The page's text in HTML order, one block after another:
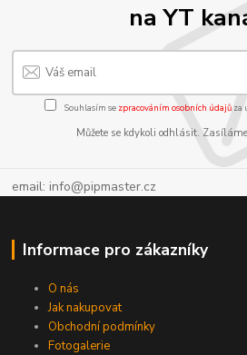
na YT
Souhlasím se zpracováním osobních údajůza
Můžete se kdykoli odhlásit.
email: info@pipmaster.cz
Informace pro zákazníky
O nás
Jak nakupovat
Obchodní podmínky
Fotogalerie